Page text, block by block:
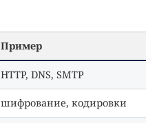
Пример
HTTP, DNS, SMTP
шифрование, кодировки